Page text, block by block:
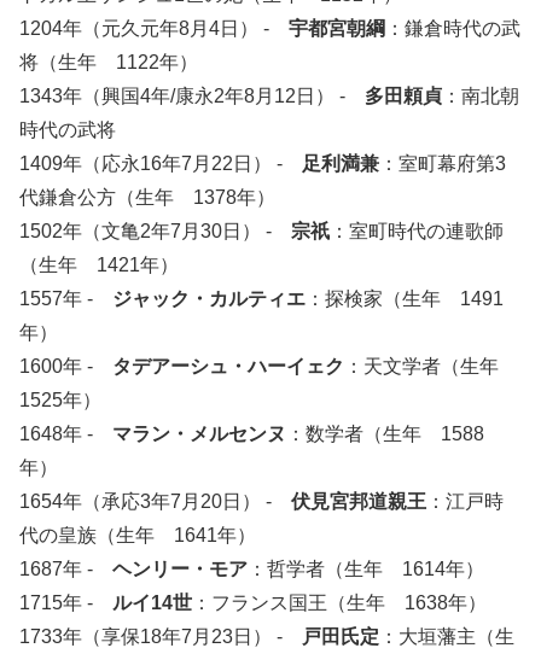
1204年（元久元年8月4日） - 宇都宮朝綱 ：鎌倉時代の武
将（生年 1122年）
1343年（興国4年/康永2年8月12日） - 多田頼貞 ：南北朝
時代の武将
1409年（応永16年7月22日） -
足利満兼 ：室町幕府第3
代鎌倉公方（生年 1378年）
1502年（文亀2年7月30日） - 宗祇 ：室町時代の連歌師
（生年 1421年）
1557年 - ジャック・カルティエ ：探検家（生年 1491
年）
1600年 - タデアーシュ・ハーイェク ：天文学者（生年
1525年）
1648年 - マラン・メルセンヌ ：数学者（生年 1588
年）
1654年（承応3年7月20日） - 伏見宮邦道親王 ：江戸時
代の皇族（生年 1641年）
1687年 - ヘンリー・モア ：哲学者（生年 1614年）
1715年 - ルイ14世 ：フランス国王（生年 1638年）
1733年（享保18年7月23日） -
戸田氏定 ：大垣藩主（生